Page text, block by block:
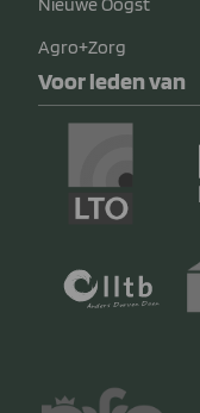
Agro+Zorg
Voor leden van